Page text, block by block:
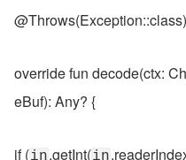
@Throws(Exception::class)
override fun decode(ctx:
eBuf): Any? {
if (in.getInt(in